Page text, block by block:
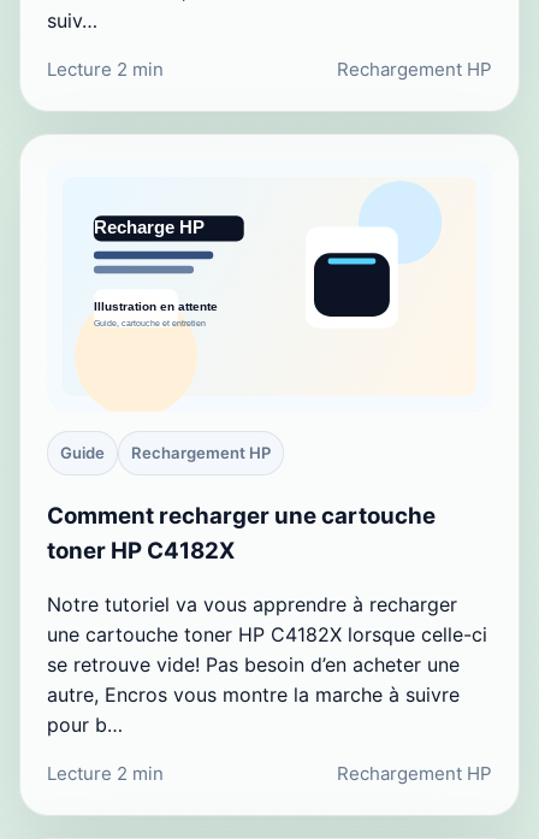
suiv…
Lecture 2 min Rechargement HP
Guide Rechargement HP
Comment recharger une cartouche
toner HP C4182X
Notre tutoriel va vous apprendre à recharger
une cartouche toner HP C4182X lorsque celle-ci
se retrouve vide! Pas besoin d’en acheter une
autre, Encros vous montre la marche à suivre
pour b…
Lecture 2 min Rechargement HP